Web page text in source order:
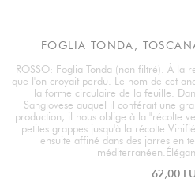
FOGLIA TONDA,
ROSSO: Foglia Tonda (non filtré). À la
que l'on croyait perdu. Le nom de cet
la forme circulaire de la feuille.
Sangiovese auquel il conférait une
production, il nous oblige à la "récolte
petites grappes jusqu'à la
ensuite affiné dans des jarres en
62,00